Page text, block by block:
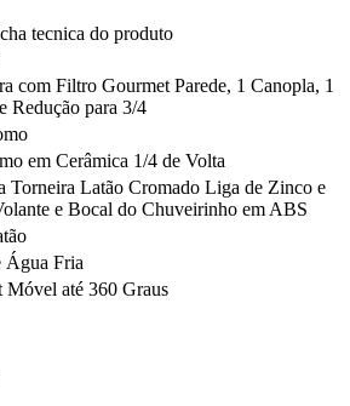
tecnica do produto
com Filtro Gourmet Parede, 1 Canopla, 1
Redução para 3/4
em Cerâmica 1/4 de Volta
Torneira Latão Cromado Liga de Zinco e
e Bocal do Chuveirinho em ABS
Água Fria
Móvel até 360 Graus